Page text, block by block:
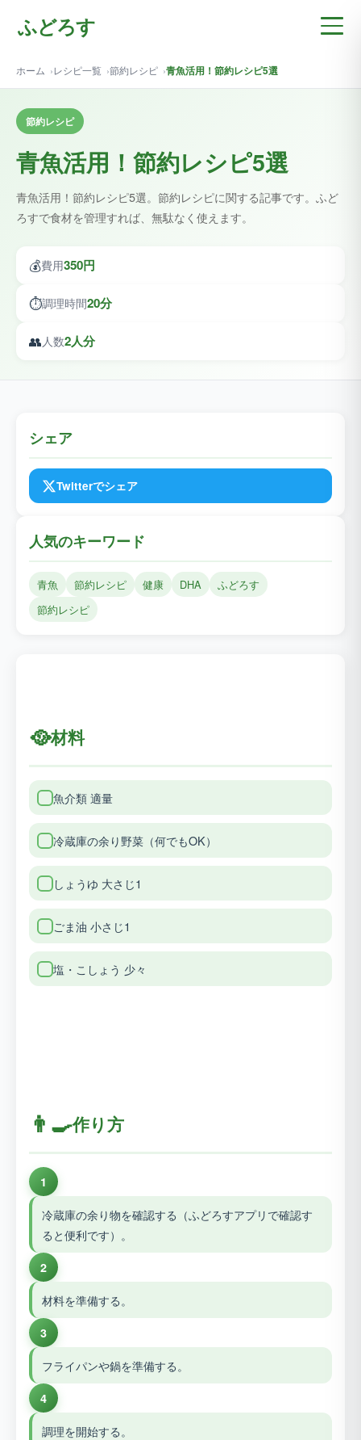
ふどろす
ホーム レシピ一覧 節約レシピ 青魚活用！節約レシピ5選
節約レシピ
青魚活用！節約レシピ5選
青魚活用！節約レシピ5選。節約レシピに関する記事です。ふど
ろすで食材を管理すれば、無駄なく使えます。
💰費用350円
⏱️調理時間20分
👥人数2人分
🥘材料
魚介類 適量
冷蔵庫の余り野菜（何でもOK）
しょうゆ 大さじ1
ごま油 小さじ1
塩・こしょう 少々
👨‍🍳作り方
1
冷蔵庫の余り物を確認する（ふどろすアプリで確認す
ると便利です）。
2
材料を準備する。
3
フライパンや鍋を準備する。
4
調理を開始する。
シェア
Twitterでシェア
人気のキーワード
青魚 節約レシピ 健康 DHA
ふどろす
節約レシピ